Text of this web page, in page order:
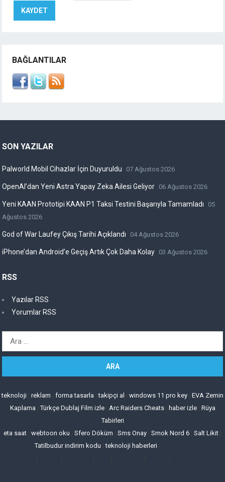
BAĞLANTILAR
SON YAZILAR
Palworld Mobil Cihazlar İçin Duyuruldu 07 Ağustos 2026
OpenAI’dan Yeni Astra Yapay Zeka Ailesi Geliyor 06 Ağustos 2026
Yeni KAAN Prototipi KAAN P1 Taksi Testini Başarıyla Tamamladı
05
Ağustos 2026
God of War Laufey Çıkış Tarihi Açıklandı 04 Ağustos 2026
iPhone’dan Android’e Geçiş Artık Çok Daha Kolay 03 Ağustos 2026
RSS
Yazılar RSS
Yorumlar RSS
Arama:
teknoloji reklam forma tasarla |takipçi al windows 11 pro key EVA Zemin
Kaplama |Türkçe Dublaj Film izle| Arc Raiders Cheats| haber izle| Rüya
Tabirleri
eta saat webtoon oku Sfero Döküm Sms Onay Smok Nord 6 Salt Likit
Tatilbudur indirim kodu |teknoloji haberleri|